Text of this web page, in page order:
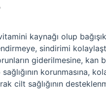
kaynağı olup
sindirimi
giderilmesine, kan
korunmasına,
cilt sağlığının